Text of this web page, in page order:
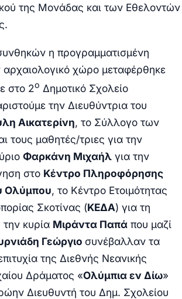
της Μονάδας και των Εθελοντών
η προγραμματισμένη
χώρο μεταφέρθηκε
στο 2ο Δημοτικό Σχολείο
την Διευθύντρια του
Αικατερίνη, το Σύλλογο των
τους μαθητές/τριες για την
Φαρκάνη Μιχαήλ για την
στο Κέντρο Πληροφόρησης
Ολύμπου, το Κέντρο Ετοιμότητας
Σκοτίνας (ΚΕΔΑ) για τη
κυρία Μιράντα Παπά που μαζί
Γεώργιο συνέβαλλαν τα
της Διεθνής Νεανικής
Δράματος «Ολύμπια εν Δίω»
Διευθυντή του Δημ. Σχολείου